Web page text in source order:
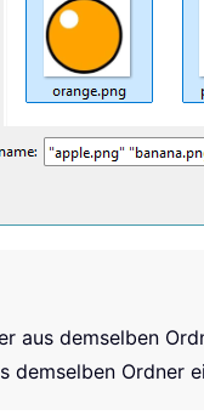
aus demselben
demselben Ordner